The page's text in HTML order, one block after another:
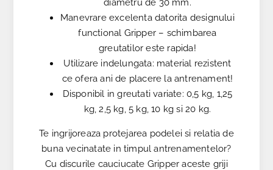
diametru de 30 mm.
Manevrare excelenta datorita designului
functional Gripper – schimbarea
greutatilor este rapida!
Utilizare indelungata: material rezistent
ce ofera ani de placere la antrenament!
Disponibil in greutati variate: 0,5 kg, 1,25
kg, 2,5 kg, 5 kg, 10 kg si 20 kg.
Te ingrijoreaza protejarea podelei si relatia de
buna vecinatate in timpul antrenamentelor?
Cu discurile cauciucate Gripper aceste griji